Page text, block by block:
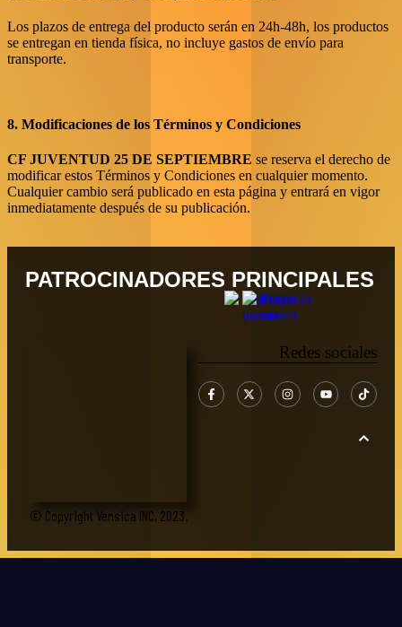
Los plazos de entrega del producto serán en 24h-48h, los productos
se entregan en tienda física, no incluye gastos de envío para
transporte.
8. Modificaciones de los Términos y Condiciones
CF JUVENTUD 25 DE SEPTIEMBRE se reserva el derecho de
modificar estos Términos y Condiciones en cualquier momento.
Cualquier cambio será publicado en esta página y entrará en vigor
inmediatamente después de su publicación.
PATROCINADORES PRINCIPALES
Redes sociales
© Copyright Vensica INC, 2023.